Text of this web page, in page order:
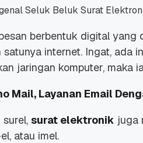
Seluk Beluk Surat
berbentuk digital yang
satunya internet. Ingat, ada
jaringan komputer, maka
Mail, Layanan Email
surat elektronik juga
atau imel.